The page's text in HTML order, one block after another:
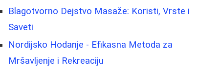
Blagotvorno Dejstvo Masaže: Koristi, Vrste i
Saveti
Nordijsko Hodanje - Efikasna Metoda za
Mršavljenje i Rekreaciju